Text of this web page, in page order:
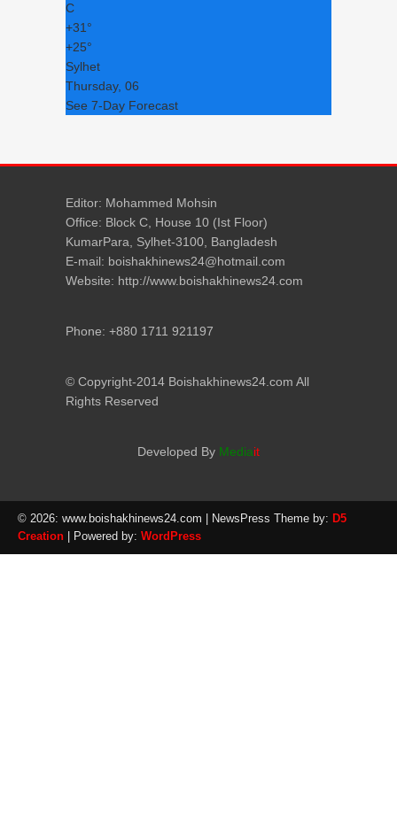
C
+31°
+25°
Sylhet
Thursday, 06
See 7-Day Forecast
Editor: Mohammed Mohsin
Office: Block C, House 10 (Ist Floor)
KumarPara, Sylhet-3100, Bangladesh
E-mail: boishakhinews24@hotmail.com
Website: http://www.boishakhinews24.com
Phone: +880 1711 921197
© Copyright-2014 Boishakhinews24.com All
Rights Reserved
Developed By Mediait
© 2026: www.boishakhinews24.com | NewsPress Theme by: D5
Creation | Powered by: WordPress